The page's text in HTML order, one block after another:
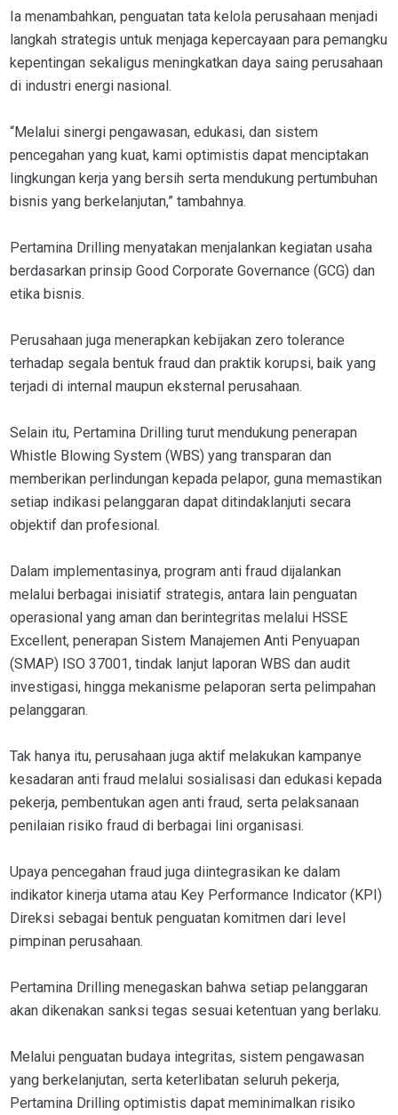
Ia menambahkan, penguatan tata kelola perusahaan menjadi
langkah strategis untuk menjaga kepercayaan para pemangku
kepentingan sekaligus meningkatkan daya saing perusahaan
di industri energi nasional.
“Melalui sinergi pengawasan, edukasi, dan sistem
pencegahan yang kuat, kami optimistis dapat menciptakan
lingkungan kerja yang bersih serta mendukung pertumbuhan
bisnis yang berkelanjutan,” tambahnya.
Pertamina Drilling menyatakan menjalankan kegiatan usaha
berdasarkan prinsip Good Corporate Governance (GCG) dan
etika bisnis.
Perusahaan juga menerapkan kebijakan zero tolerance
terhadap segala bentuk fraud dan praktik korupsi, baik yang
terjadi di internal maupun eksternal perusahaan.
Selain itu, Pertamina Drilling turut mendukung penerapan
Whistle Blowing System (WBS) yang transparan dan
memberikan perlindungan kepada pelapor, guna memastikan
setiap indikasi pelanggaran dapat ditindaklanjuti secara
objektif dan profesional.
Dalam implementasinya, program anti fraud dijalankan
melalui berbagai inisiatif strategis, antara lain penguatan
operasional yang aman dan berintegritas melalui HSSE
Excellent, penerapan Sistem Manajemen Anti Penyuapan
(SMAP) ISO 37001, tindak lanjut laporan WBS dan audit
investigasi, hingga mekanisme pelaporan serta pelimpahan
pelanggaran.
Tak hanya itu, perusahaan juga aktif melakukan kampanye
kesadaran anti fraud melalui sosialisasi dan edukasi kepada
pekerja, pembentukan agen anti fraud, serta pelaksanaan
penilaian risiko fraud di berbagai lini organisasi.
Upaya pencegahan fraud juga diintegrasikan ke dalam
indikator kinerja utama atau Key Performance Indicator (KPI)
Direksi sebagai bentuk penguatan komitmen dari level
pimpinan perusahaan.
Pertamina Drilling menegaskan bahwa setiap pelanggaran
akan dikenakan sanksi tegas sesuai ketentuan yang berlaku.
Melalui penguatan budaya integritas, sistem pengawasan
yang berkelanjutan, serta keterlibatan seluruh pekerja,
Pertamina Drilling optimistis dapat meminimalkan risiko